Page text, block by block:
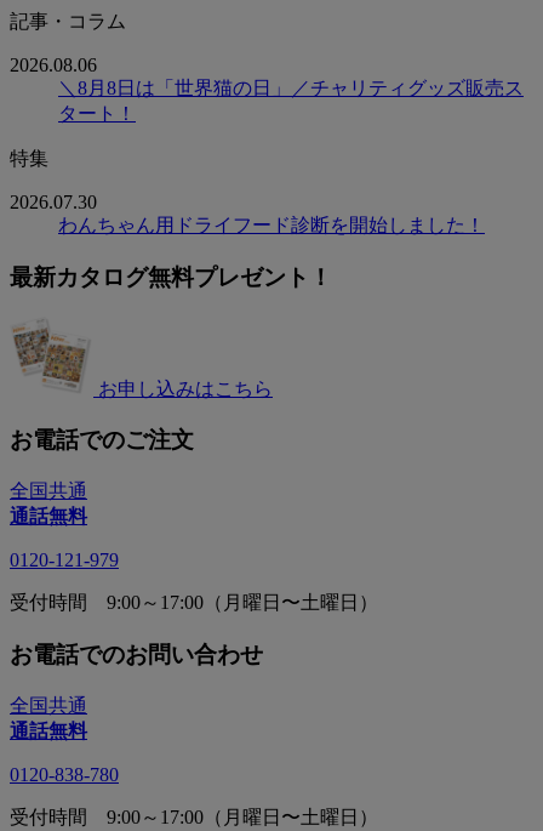
記事・コラム
2026.08.06
＼8月8日は「世界猫の日」／チャリティグッズ販売ス
タート！
特集
2026.07.30
わんちゃん用ドライフード診断を開始しました！
最新カタログ無料プレゼント！
お申し込みはこちら
お電話でのご注文
全国共通
通話無料
0120-121-979
受付時間 9:00～17:00（月曜日〜土曜日）
お電話でのお問い合わせ
全国共通
通話無料
0120-838-780
受付時間 9:00～17:00（月曜日〜土曜日）